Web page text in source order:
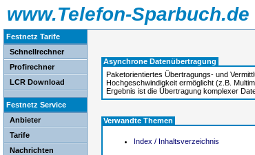
www.Telefon-Sparbuch.de
Festnetz Tarife
Schnellrechner
Profirechner
LCR Download
Festnetz Service
Anbieter
Tarife
Nachrichten
Asynchrone Datenübertragung
Paketorientiertes Übertragungs- und
Hochgeschwindigkeit ermöglicht (z.B.
Ergebnis ist die Übertragung komplexer
Verwandte Themen
Index / Inhaltsverzeichnis